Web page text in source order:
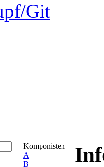
Git
Komponisten
A
B